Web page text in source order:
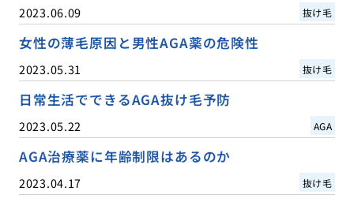
2023.06.09 抜け毛
女性の薄毛原因と男性AGA薬の危険性
2023.05.31 抜け毛
日常生活でできるAGA抜け毛予防
2023.05.22 AGA
AGA治療薬に年齢制限はあるのか
2023.04.17 抜け毛